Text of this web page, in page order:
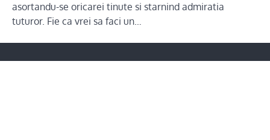
asortandu-se oricarei tinute si starnind admiratia
tuturor. Fie ca vrei sa faci un…